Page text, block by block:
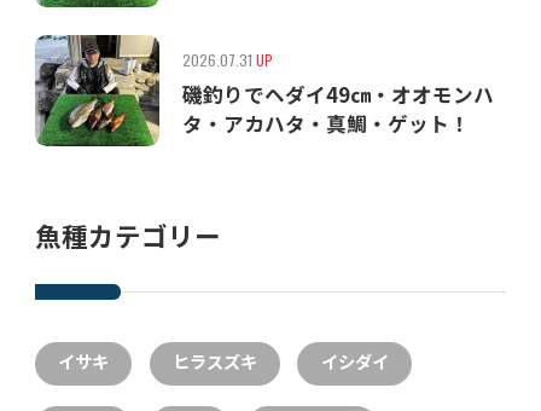
2026.07.31 UP
磯釣りでヘダイ49㎝・オオモンハ
タ・アカハタ・真鯛・ゲット！
魚種カテゴリー
イサキ ヒラスズキ イシダイ